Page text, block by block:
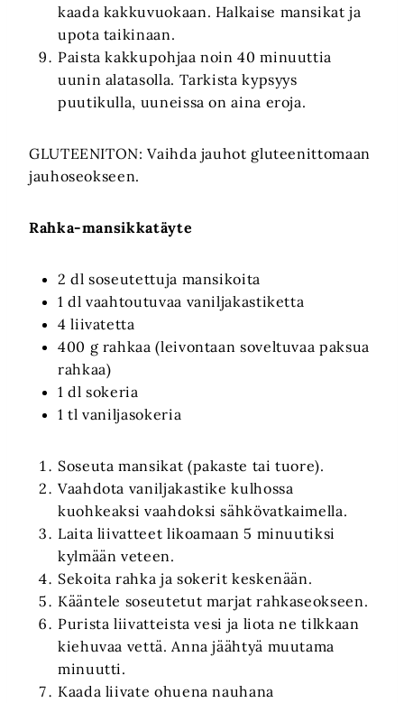
kaada kakkuvuokaan. Halkaise mansikat ja
upota taikinaan.
Paista kakkupohjaa noin 40 minuuttia
uunin alatasolla. Tarkista kypsyys
puutikulla, uuneissa on aina eroja.
GLUTEENITON: Vaihda jauhot gluteenittomaan
jauhoseokseen.
Rahka-mansikkatäyte
2 dl soseutettuja mansikoita
1 dl vaahtoutuvaa vaniljakastiketta
4 liivatetta
400 g rahkaa (leivontaan soveltuvaa paksua
rahkaa)
1 dl sokeria
1 tl vaniljasokeria
Soseuta mansikat (pakaste tai tuore).
Vaahdota vaniljakastike kulhossa
kuohkeaksi vaahdoksi sähkövatkaimella.
Laita liivatteet likoamaan 5 minuutiksi
kylmään veteen.
Sekoita rahka ja sokerit keskenään.
Kääntele soseutetut marjat rahkaseokseen.
Purista liivatteista vesi ja liota ne tilkkaan
kiehuvaa vettä. Anna jäähtyä muutama
minuutti.
Kaada liivate ohuena nauhana